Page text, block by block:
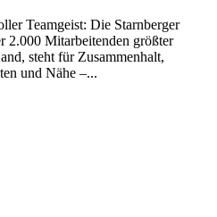
Teamgeist: Die Starnberger
Mitarbeitenden größter
steht für Zusammenhalt,
und Nähe –...